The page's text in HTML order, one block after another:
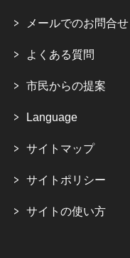
メールでのお問合せ
よくある質問
市民からの提案
Language
サイトマップ
サイトポリシー
サイトの使い方